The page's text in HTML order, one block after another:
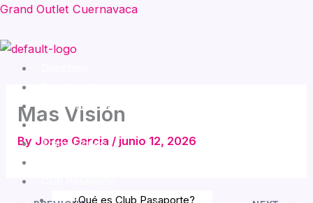
Skip
content
Grand Outlet Cuernavaca
Menu
Entretenimiento
Eventos
Promociones
¿Qué es Club Pasaporte?
Mas Visión
By Jorge Garcia / junio 12, 2026